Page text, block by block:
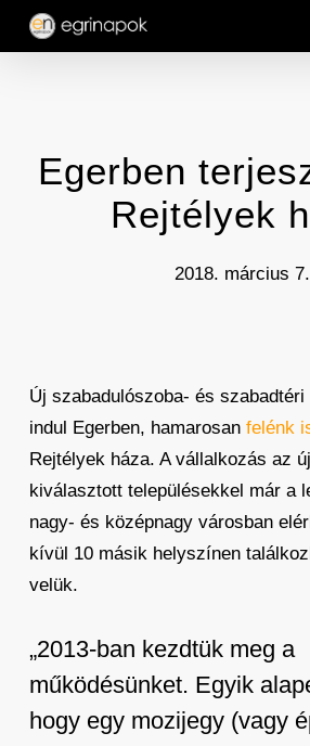
Skip
Egerben
Rejtélyek
2018. március 7.
Új szabadulószoba- és
indul Egerben, hamarosan felénk
Rejtélyek háza. A vállalkozás az
kiválasztott településekkel már a
nagy- és középnagy városban
kívül 10 másik helyszínen
velük.
„2013-ban kezdtük meg a
működésünket. Egyik
hogy egy mozijegy (vagy